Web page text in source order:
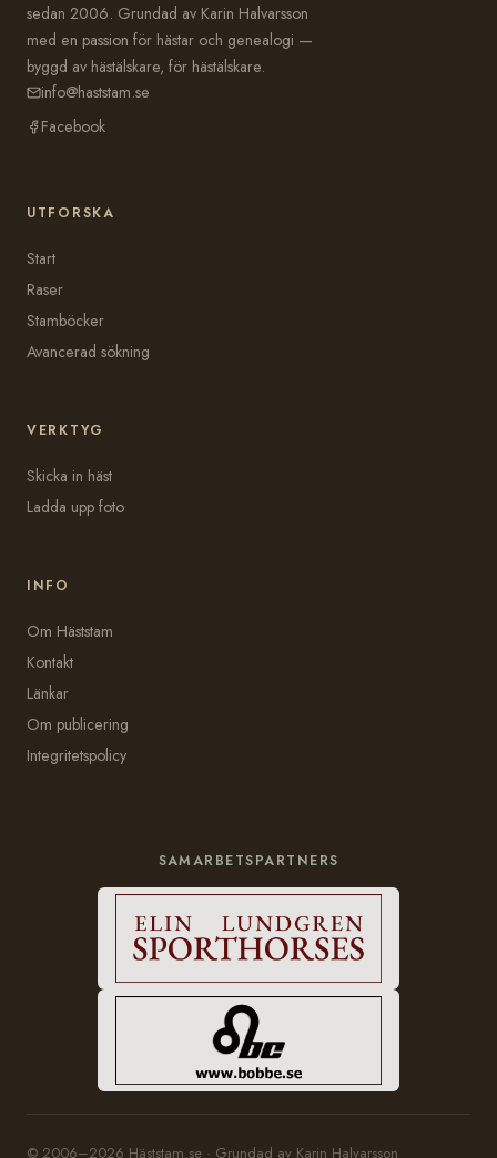
sedan 2006. Grundad av Karin Halvarsson
med en passion för hästar och genealogi —
byggd av hästälskare, för hästälskare.
info@haststam.se
Facebook
UTFORSKA
Start
Raser
Stamböcker
Avancerad sökning
VERKTYG
Skicka in häst
Ladda upp foto
INFO
Om Häststam
Kontakt
Länkar
Om publicering
Integritetspolicy
SAMARBETSPARTNERS
© 2006–2026 Häststam.se · Grundad av Karin Halvarsson